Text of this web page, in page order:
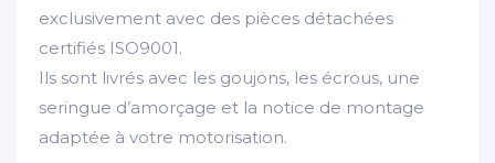
exclusivement avec des pièces détachées
certifiés ISO9001.
Ils sont livrés avec les goujons, les écrous, une
seringue d’amorçage et la notice de montage
adaptée à votre motorisation.